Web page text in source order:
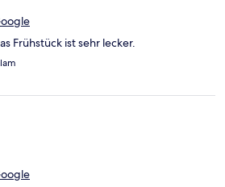
Frühstück ist sehr lecker.